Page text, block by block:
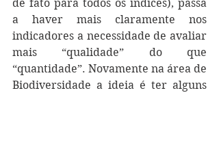
de fato para todos os índices), passa
a haver mais claramente nos
indicadores a necessidade de avaliar
mais “qualidade” do que
“quantidade”. Novamente na área de
Biodiversidade a ideia é ter alguns